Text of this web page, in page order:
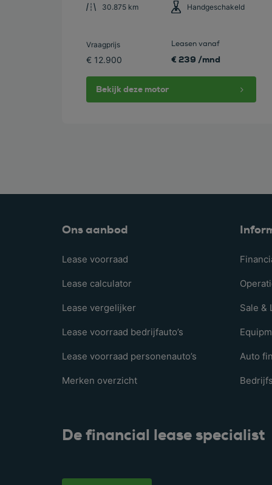
30.875 km
Handgeschakeld
Vraagprijs
€ 12.900
Leasen vanaf
€ 239 /mnd
Bekijk deze motor
Ons aanbod
Lease voorraad
Lease calculator
Lease vergelijker
Lease voorraad bedrijfauto’s
Lease voorraad personenauto’s
Merken overzicht
Sale &
Auto
De financial lease specialist